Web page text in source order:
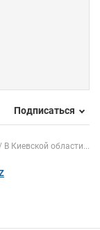
Подписаться
В Киевской области...